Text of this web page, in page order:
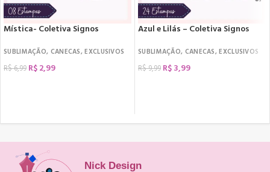
Mística- Coletiva Signos
SUBLIMAÇÃO, CANECAS,EXCLUSIVOS
R$6,99 R$2,99
Azul e Lilás – Coletiva Signos
SUBLIMAÇÃO, CANECAS,EXCLUSIVOS
R$9,99 R$3,99
Nick Design